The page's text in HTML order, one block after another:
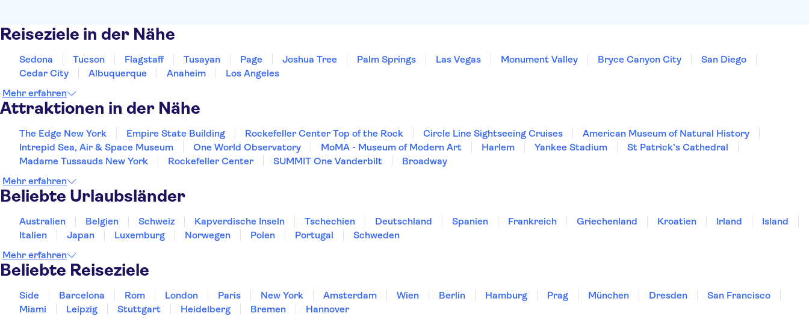
Reiseziele in der Nähe
Sedona Tucson Flagstaff Tusayan Page Joshua Tree Palm Springs Las Vegas Monument Valley Bryce Canyon City
San Diego
Cedar City
Albuquerque Anaheim
Los Angeles
Mehr erfahren
Attraktionen in der Nähe
The Edge New York Empire State Building Rockefeller Center Top of the Rock Circle Line Sightseeing Cruises
American Museum of Natural History
Intrepid Sea, Air & Space Museum
One World Observatory MoMA - Museum of Modern Art Harlem Yankee Stadium
St Patrick’s Cathedral
Madame Tussauds New York
Rockefeller Center SUMMIT One Vanderbilt
Broadway
Mehr erfahren
Beliebte Urlaubsländer
Australien Belgien Schweiz Kapverdische Inseln Tschechien Deutschland Spanien Frankreich Griechenland Kroatien Irland
Island
Italien
Japan Luxemburg Norwegen Polen Portugal
Schweden
Mehr erfahren
Beliebte Reiseziele
Side Barcelona Rom London Paris New York Amsterdam Wien Berlin Hamburg Prag München Dresden
San Francisco
Miami
Leipzig Stuttgart Heidelberg Bremen Hannover